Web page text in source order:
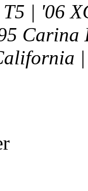
| '06
Carina